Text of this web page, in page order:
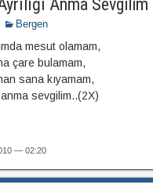
Anma Sevgilim
Bergen
mesut olamam,
çare bulamam,
sana kıyamam,
anma sevgilim..(2X)
— 02:20